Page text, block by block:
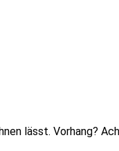
lässt. Vorhang?